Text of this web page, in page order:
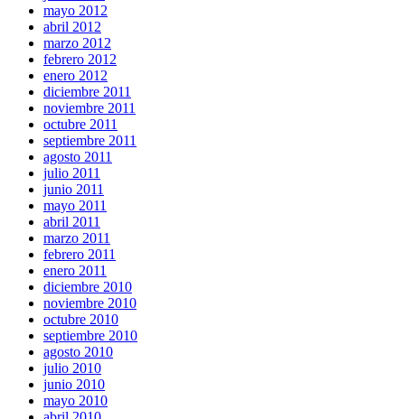
mayo 2012
abril 2012
marzo 2012
febrero 2012
enero 2012
diciembre 2011
noviembre 2011
octubre 2011
septiembre 2011
agosto 2011
julio 2011
junio 2011
mayo 2011
abril 2011
marzo 2011
febrero 2011
enero 2011
diciembre 2010
noviembre 2010
octubre 2010
septiembre 2010
agosto 2010
julio 2010
junio 2010
mayo 2010